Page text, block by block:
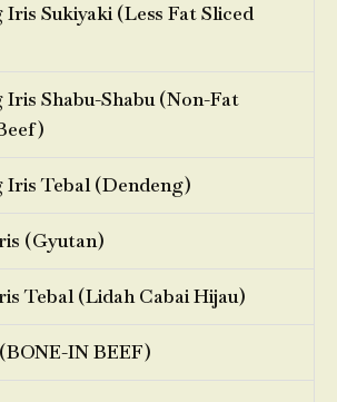
Sukiyaki (Less Fat Sliced
Shabu-Shabu (Non-Fat
Iris Tebal (Dendeng)
(Gyutan)
Tebal (Lidah Cabai Hijau)
IN BEEF)